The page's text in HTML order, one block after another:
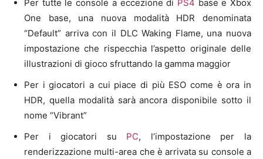
Per tutte le console a eccezione di PS4 base e Xbox
One base, una nuova modalità HDR denominata
“Default” arriva con il DLC Waking Flame, una nuova
impostazione che rispecchia l’aspetto originale delle
illustrazioni di gioco sfruttando la gamma maggior
Per i giocatori a cui piace di più ESO come è ora in
HDR, quella modalità sarà ancora disponibile sotto il
nome “Vibrant”
Per i giocatori su PC, l’impostazione per la
renderizzazione multi-area che è arrivata su console a